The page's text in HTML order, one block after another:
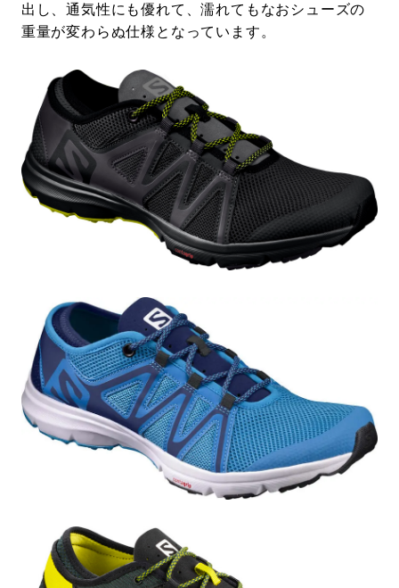
出し、通気性にも優れて、濡れてもなおシューズの
重量が変わらぬ仕様となっています。